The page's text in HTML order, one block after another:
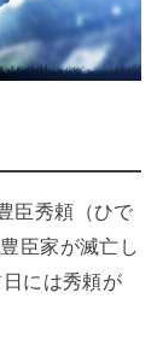
臣秀頼（ひで
臣家が滅亡し
には秀頼が